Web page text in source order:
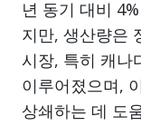
년 동기 대비
지만, 생산량은
시장, 특히 캐나
이루어졌으며,
상쇄하는 데 도